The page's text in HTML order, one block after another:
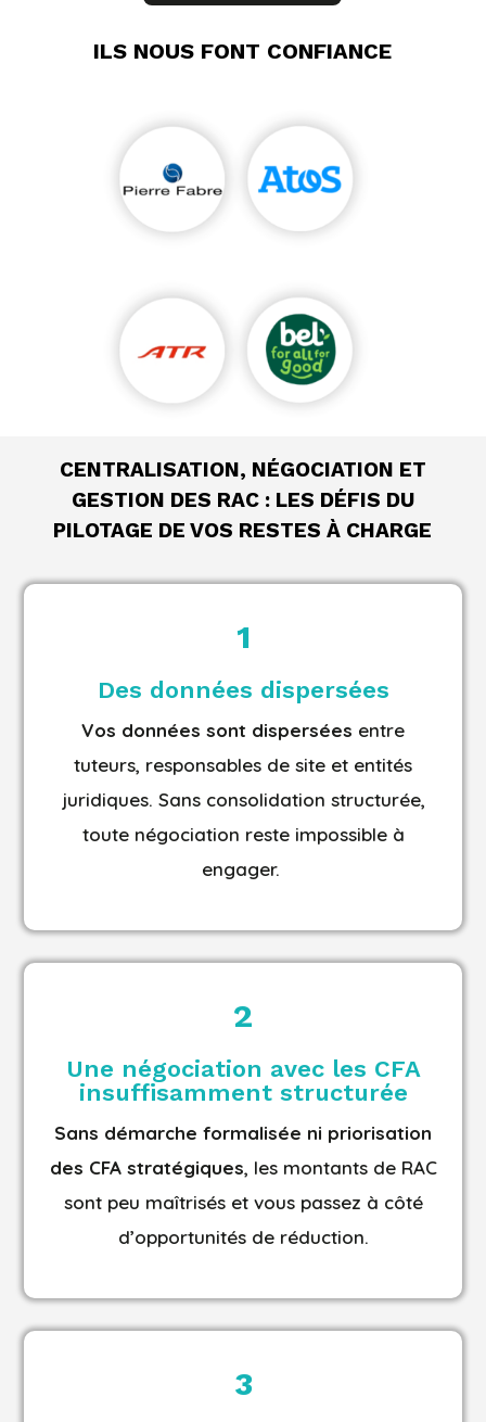
ILS NOUS FONT CONFIANCE
CENTRALISATION, NÉGOCIATION ET
GESTION DES RAC : LES DÉFIS DU
PILOTAGE DE VOS RESTES À CHARGE
1
Des données dispersées
Vos données sont dispersées entre
tuteurs, responsables de site et entités
juridiques. Sans consolidation structurée,
toute négociation reste impossible à
engager.
2
Une négociation avec les CFA
insuffisamment structurée
Sans démarche formalisée ni priorisation
des CFA stratégiques, les montants de RAC
sont peu maîtrisés et vous passez à côté
d’opportunités de réduction.
3